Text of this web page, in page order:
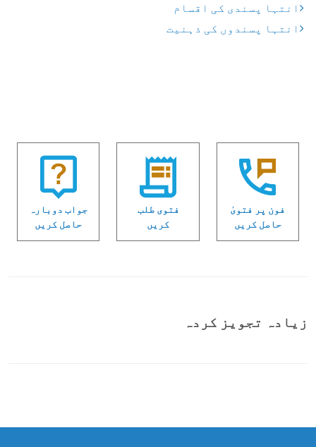
انتہا پسندی کی اقسام
انتہا پسندوں کی ذہنیت
فون پر فتویٰ
حاصل کریں
فتوی طلب
کریں
جواب دوبارہ
حاصل کریں
زیادہ تجویز کردہ